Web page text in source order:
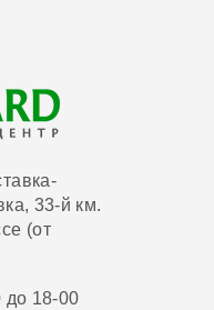
33-й км.
(от
до 18-00